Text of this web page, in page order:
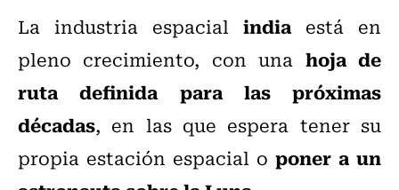
La industria espacial india está en
pleno crecimiento, con una hoja de
ruta definida para las próximas
décadas, en las que espera tener su
propia estación espacial o poner a un